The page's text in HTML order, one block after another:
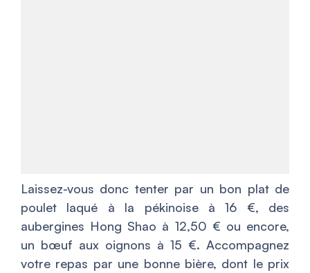
Laissez-vous donc tenter par un bon plat de
poulet laqué à la pékinoise à 16 €, des
aubergines Hong Shao à 12,50 € ou encore,
un bœuf aux oignons à 15 €. Accompagnez
votre repas par une bonne bière, dont le prix